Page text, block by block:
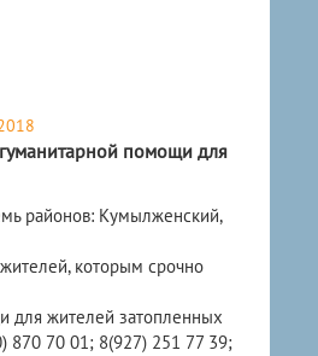
помощи для
районов: Кумылженский,
которым срочно
для жителей затопленных
870 70 01; 8(927) 251 77 39;